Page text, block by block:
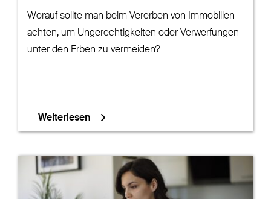
Worauf sollte man beim Vererben von Immobilien
achten, um Ungerechtigkeiten oder Verwerfungen
unter den Erben zu vermeiden?
Weiterlesen